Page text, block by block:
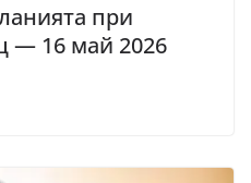
при
— 16 май 2026